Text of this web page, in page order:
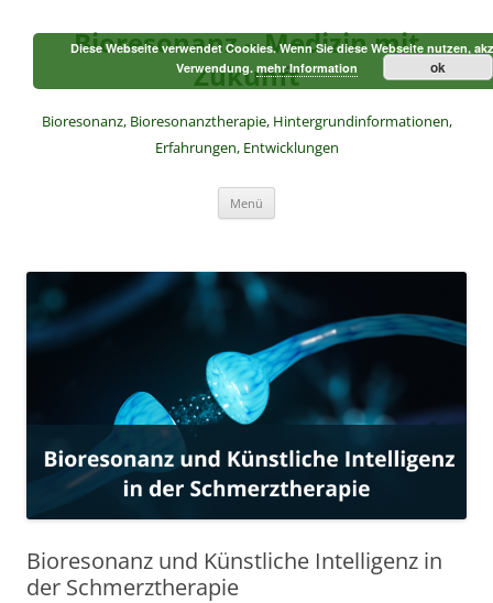
springenBioresonanz – Medizin mit
Zukunft
Bioresonanz, Bioresonanztherapie, Hintergrundinformationen,
Erfahrungen, Entwicklungen
Menü
Bioresonanz und Künstliche Intelligenz in
der Schmerztherapie
Diese Webseite verwendet Cookies. Wenn Sie diese Webseite nutzen,
Verwendung.mehr Information ok